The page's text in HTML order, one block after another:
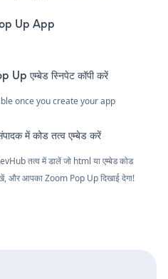
Up App
एम्बेड स्निपेट कॉपी करें
once you create your app
में कोड तत्व एम्बेड करें
तत्व में डालें जो html या एम्बेड कोड
और आपका Zoom Pop Up दिखाई देगा!